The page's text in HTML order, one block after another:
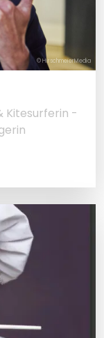
© HirschmeierMedia
Kitesurferin -